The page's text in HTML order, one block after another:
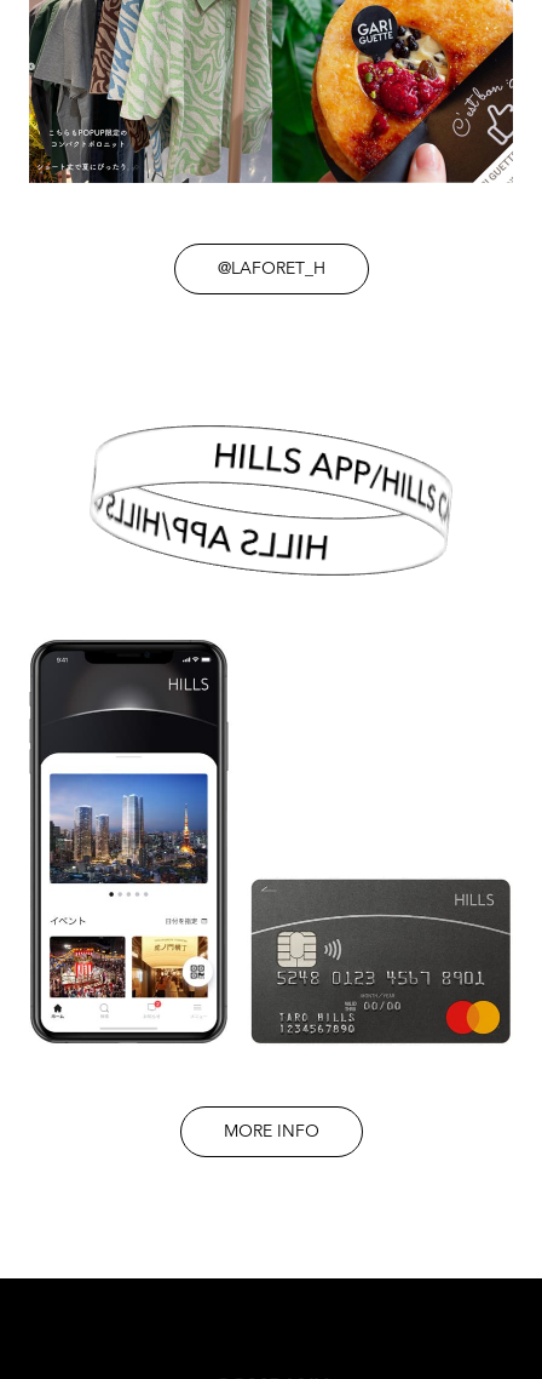
@LAFORET_H
HILLS APP/HILLS CARD
MORE INFO